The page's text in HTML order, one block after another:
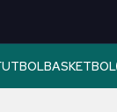
BASKETBOL